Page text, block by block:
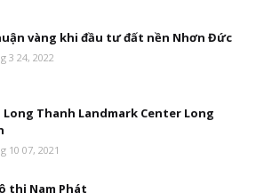
vàng khi đầu tư đất nền Nhơn Đức
3 24, 2022
Long Thanh Landmark Center Long
10 07, 2021
thị Nam Phát